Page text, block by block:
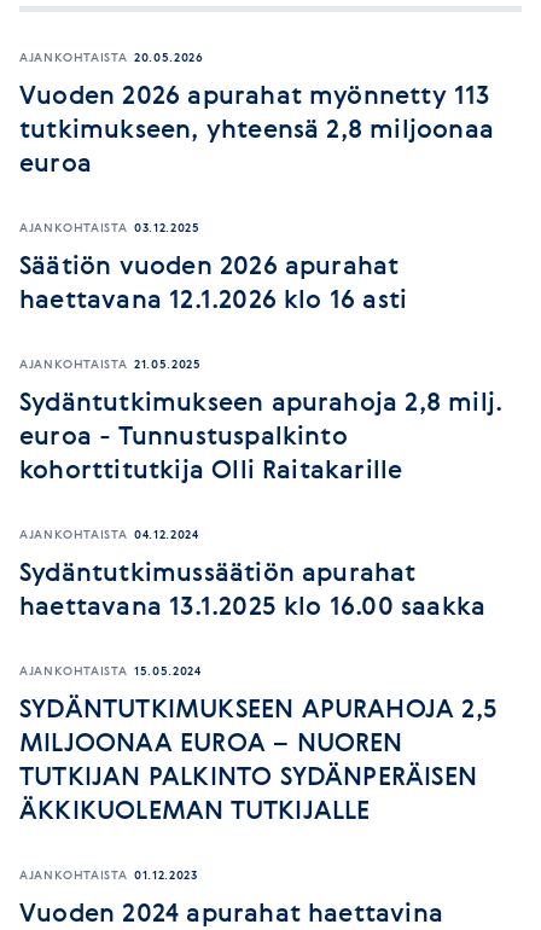
AJANKOHTAISTA 20.05.2026
Vuoden 2026 apurahat myönnetty 113
tutkimukseen, yhteensä 2,8 miljoonaa
euroa
AJANKOHTAISTA 03.12.2025
Säätiön vuoden 2026 apurahat
haettavana 12.1.2026 klo 16 asti
AJANKOHTAISTA 21.05.2025
Sydäntutkimukseen apurahoja 2,8 milj.
euroa - Tunnustuspalkinto
kohorttitutkija Olli Raitakarille
AJANKOHTAISTA 04.12.2024
Sydäntutkimussäätiön apurahat
haettavana 13.1.2025 klo 16.00 saakka
AJANKOHTAISTA 15.05.2024
SYDÄNTUTKIMUKSEEN APURAHOJA 2,5
MILJOONAA EUROA – NUOREN
TUTKIJAN PALKINTO SYDÄNPERÄISEN
ÄKKIKUOLEMAN TUTKIJALLE
AJANKOHTAISTA 01.12.2023
Vuoden 2024 apurahat haettavina